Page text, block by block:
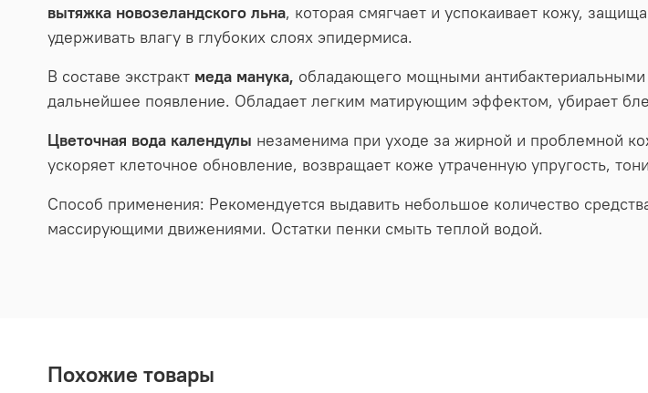
вытяжка новозеландского льна, которая смягчает и успокаивает кожу,
удерживать влагу в глубоких слоях эпидермиса.
В составе экстракт меда манука, обладающего мощными антибактериальными
дальнейшее появление. Обладает легким матирующим эффектом, убирает
Цветочная вода календулы незаменима при уходе за жирной и проблемной
ускоряет клеточное обновление, возвращает коже утраченную упругость,
Способ применения: Рекомендуется выдавить небольшое количество
массирующими движениями. Остатки пенки смыть теплой водой.
Похожие товары